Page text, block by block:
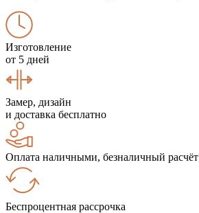
Изготовление
от 5 дней
Замер, дизайн
и доставка бесплатно
Оплата наличными, безналичный расчёт
Беспроцентная рассрочка